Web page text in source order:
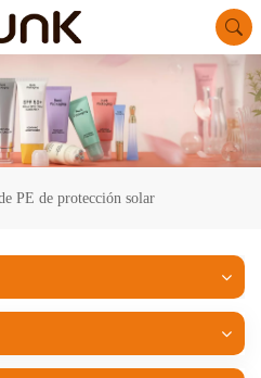
PE de protección solar